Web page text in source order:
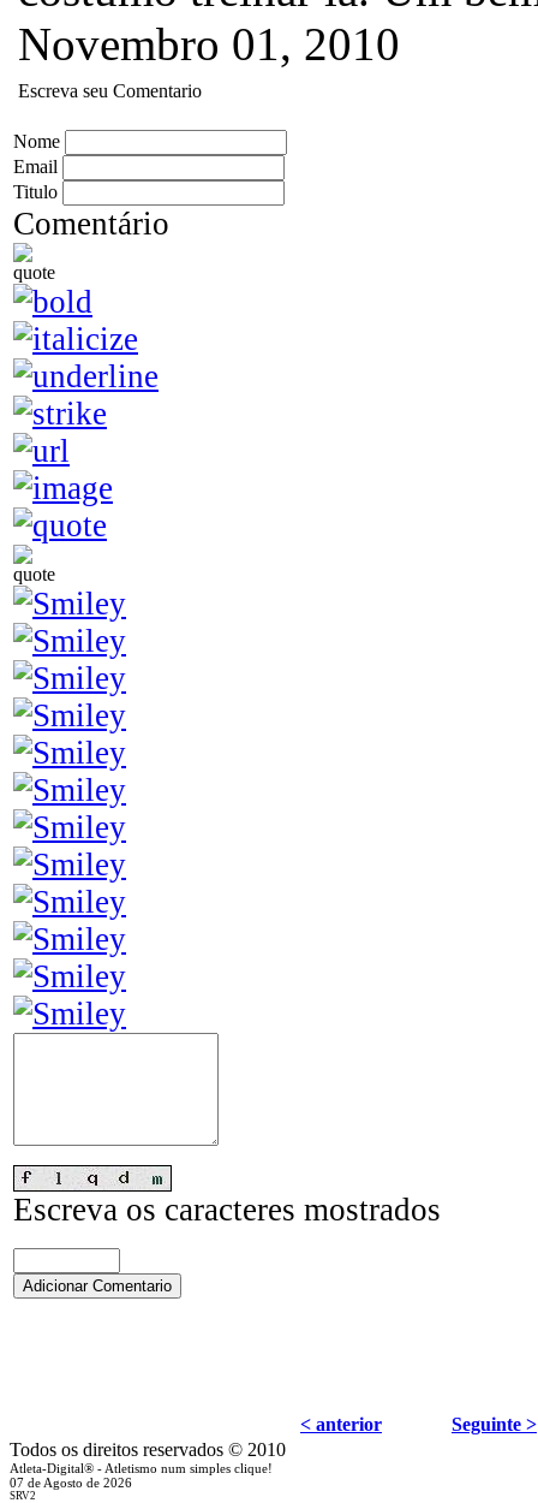
Novembro 01, 2010
Escreva seu Comentario
Nome
Email
Titulo
Comentário
Escreva os caracteres mostrados
Adicionar Comentario
< anterior
Seguinte >
Todos os direitos reservados © 2010
Atleta-Digital® - Atletismo num simples clique!
07 de Agosto de 2026
SRV2